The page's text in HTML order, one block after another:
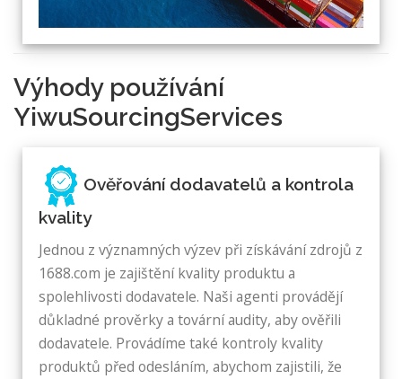
Výhody používání
YiwuSourcingServices
Ověřování dodavatelů a kontrola
kvality
Jednou z významných výzev při získávání zdrojů z
1688.com je zajištění kvality produktu a
spolehlivosti dodavatele. Naši agenti provádějí
důkladné prověrky a tovární audity, aby ověřili
dodavatele. Provádíme také kontroly kvality
produktů před odesláním, abychom zajistili, že